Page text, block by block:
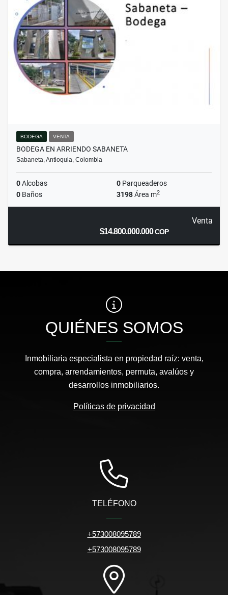
BODEGA VENTA
BODEGA EN ARRIENDO SABANETA
Sabaneta, Antioquia, Colombia
0Alcobas 0 Parqueaderos
0 Baños 3198Área m2
Venta
$14.800.000.000COP
QUIÉNES SOMOS
Inmobiliaria especialista en propiedad raíz: venta,
compra, arrendamientos, permuta, avalúos y
desarrollos inmobiliarios.
Políticas de privacidad
TELÉFONO
+573008095789
+573008095789